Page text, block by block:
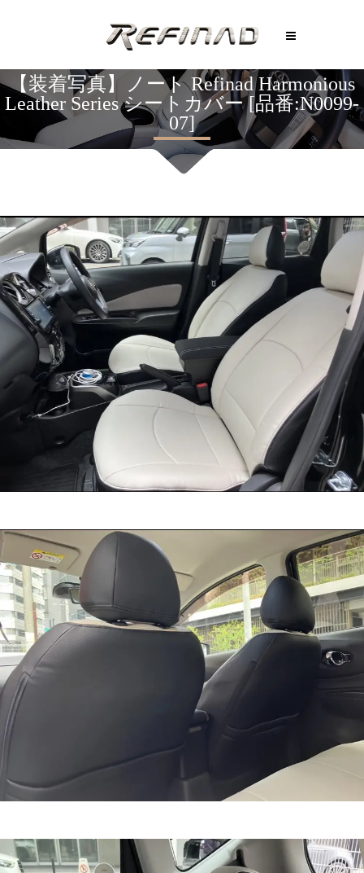
【装着写真】ノート Refinad Harmonious
Leather Series シートカバー [品番:N0099-
07]